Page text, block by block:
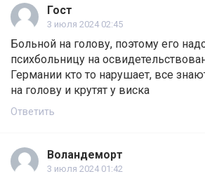
Гост
3 июля 2024 02:45
Больной на голову, поэтому его
психбольницу на
Германии кто то нарушает, все
на голову и крутят у виска
Ответить
Воландеморт
3 июля 2024 01:42